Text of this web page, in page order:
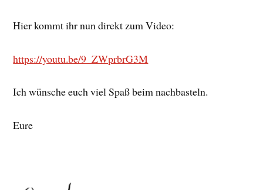
Hier kommt ihr nun direkt zum Video:
https://youtu.be/9_ZWprbrG3M
Ich wünsche euch viel Spaß beim nachbasteln.
Eure